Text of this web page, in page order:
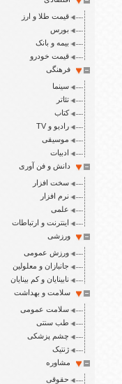
قیمت طلا و ارز
بورس
بیمه و بانک
قیمت خودرو
فرهنگی
سینما
تئاتر
کتاب
رادیو و TV
موسیقی
ادبیات
دانش و فن آوری
سخت افزار
نرم افزار
علمی
اینترنت و ارتباطات
ورزشی
ورزش عمومی
جانبازان و معلولین
نابینایان و کم بینایان
سلامت و بهداشت
سلامت عمومی
طب سنتی
چشم پزشکی
ژنتیک
مشاوره
حقوقی